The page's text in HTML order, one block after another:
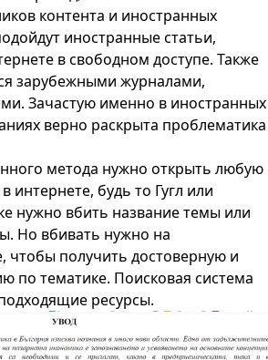
контента и иностранных
иностранные статьи,
в свободном доступе. Также
зарубежными журналами,
Зачастую именно в иностранных
верно раскрыта проблематика
метода нужно открыть любую
интернете, будь то Гугл или
нужно вбить название темы или
Но вбивать нужно на
чтобы получить достоверную и
по тематике. Поисковая система
ресурсы.